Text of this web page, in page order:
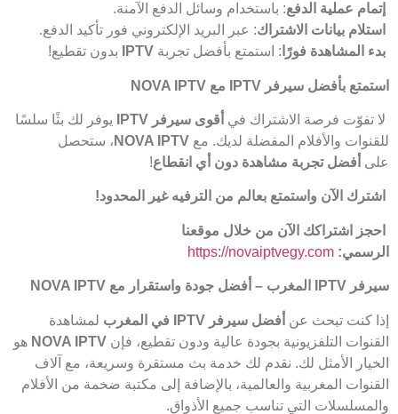
إتمام عملية الدفع: باستخدام وسائل الدفع الآمنة.
استلام بيانات الاشتراك: عبر البريد الإلكتروني فور تأكيد الدفع.
بدء المشاهدة فورًا : استمتع بأفضل تجربة IPTV بدون تقطيع!
استمتع بأفضل سيرفر مع NOVA IPTV
لا تفوّت فرصة الاشتراك في أقوى سيرفر
يوفر لك بثًا سلسًا
للقنوات والأفلام المفضلة لديك. مع NOVA IPTV ، ستحصل
على أفضل تجربة مشاهدة دون أي انقطاع!
اشترك الآن واستمتع بعالم من الترفيه غير المحدود!
احجز اشتراكك الآن من خلال موقعنا
الرسمي:
https://novaiptvegy.com
سيرفر المغرب – أفضل جودة واستقرار مع NOVA IPTV
إذا كنت تبحث عن أفضل سيرفر في المغرب لمشاهدة
القنوات التلفزيونية بجودة عالية ودون تقطيع، فإن NOVA IPTV هو
الخيار الأمثل لك. نقدم لك خدمة بث مستقرة وسريعة، مع آلاف
القنوات المغربية والعالمية، بالإضافة إلى مكتبة ضخمة من الأفلام
والمسلسلات التي تناسب جميع الأذواق.